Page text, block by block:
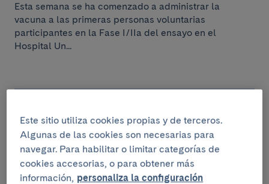
Esta semana se ha comenzado a administrar la
vacuna a las primeras personas voluntarias
participantes en la Fase I/IIa del ensayo en el
Hospital Un...
25 de agosto del 2021
¿Cómo evitar la transmisión por
VIH?
Este sitio utiliza cookies propias y de terceros.
Algunas de las cookies son necesarias para
navegar. Para habilitar o limitar categorías de
cookies accesorias, o para obtener más
información, personaliza la configuración